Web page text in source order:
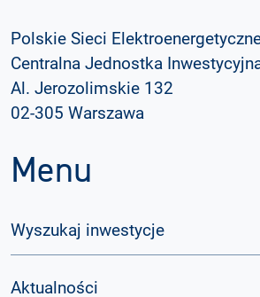
Polskie Sieci
Centralna Jednostka
Al. Jerozolimskie 132
02-305 Warszawa
Menu
Wyszukaj inwestycje
Aktualności